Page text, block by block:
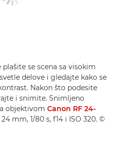
se scena sa visokim
delove i gledajte kako se
Nakon što podesite
i snimite. Snimljeno
objektivom Canon RF 24-
mm, 1/80 s, f14 i ISO 320. ©